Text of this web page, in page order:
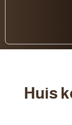
Huis